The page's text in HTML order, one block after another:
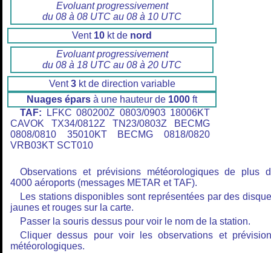
Evoluant progressivement
du 08 à 08 UTC au 08 à 10 UTC
Vent 10 kt de nord
Evoluant progressivement
du 08 à 18 UTC au 08 à 20 UTC
Vent3kt de direction variable
Nuages épars à une hauteur de 1000 ft
TAF: LFKC 080200Z 0803/0903 18006KT
CAVOK TX34/0812Z TN23/0803Z BECMG
0808/0810 35010KT BECMG 0818/0820
VRB03KT SCT010
Observations et prévisions météorologiques de plus
4000 aéroports (messages METAR et TAF).
Les stations disponibles sont représentées par des
jaunes et rouges sur la carte.
Passer la souris dessus pour voir le nom de la station.
Cliquer dessus pour voir les observations et
météorologiques.